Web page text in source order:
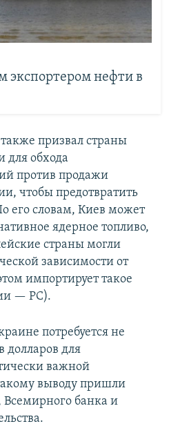
нефти в
призвал страны
для обхода
против продажи
чтобы предотвратить
его словам, Киев может
ядерное топливо,
страны могли
зависимости от
импортирует такое
— РС).
потребуется не
долларов для
важной
выводу пришли
банка и